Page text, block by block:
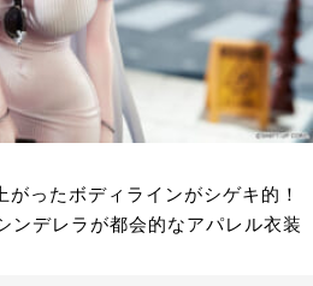
ったボディラインがシゲキ的！
ンデレラが都会的なアパレル衣装